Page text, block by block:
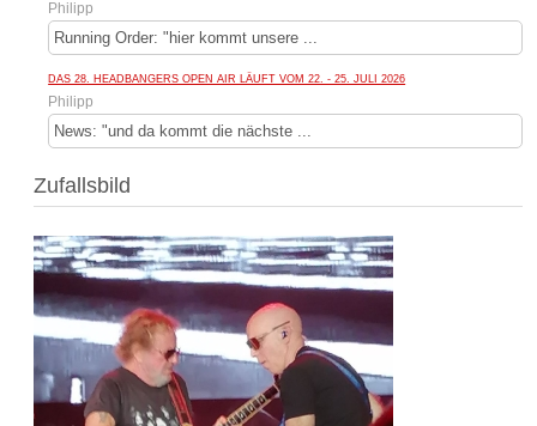
Philipp
Running Order: "hier kommt unsere ...
DAS 28. HEADBANGERS OPEN AIR LÄUFT VOM 22. - 25. JULI 2026
Philipp
News: "und da kommt die nächste ...
Zufallsbild